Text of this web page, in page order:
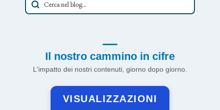
Il nostro cammino in cifre
L'impatto dei nostri contenuti, giorno dopo giorno.
VISUALIZZAZIONI